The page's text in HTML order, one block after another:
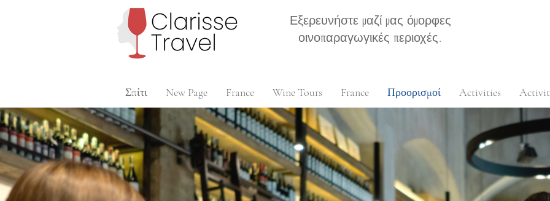
Εξερευνήστε μαζί μας όμορφες
οινοπαραγωγικές περιοχές.
Σπίτι New Page France Wine Tours France Προορισμοί Activities